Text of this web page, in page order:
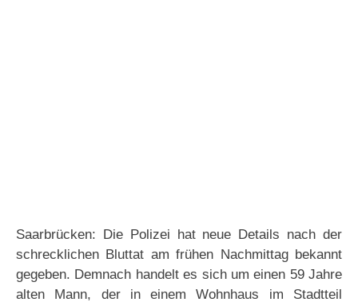
Saarbrücken: Die Polizei hat neue Details nach der
schrecklichen Bluttat am frühen Nachmittag bekannt
gegeben. Demnach handelt es sich um einen 59 Jahre
alten Mann, der in einem Wohnhaus im Stadtteil